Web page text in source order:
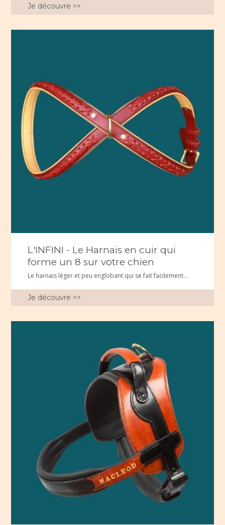
Je découvre >>
L'INFINI - Le Harnais en cuir qui
forme un 8 sur votre chien
Le harnais léger et peu englobant qui se fait facilement...
Je découvre >>